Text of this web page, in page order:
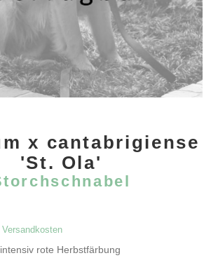
x cantabrigiense
'St. Ola'
Versandkosten
rote Herbstfärbung